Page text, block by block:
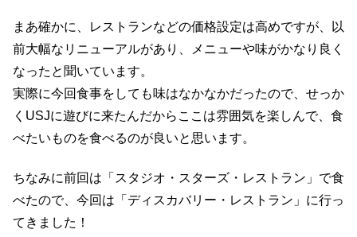
まあ確かに、レストランなどの価格設定は高めですが、以
前大幅なリニューアルがあり、メニューや味がかなり良く
なったと聞いています。
実際に今回食事をしても味はなかなかだったので、せっか
くUSJに遊びに来たんだからここは雰囲気を楽しんで、食
べたいものを食べるのが良いと思います。
ちなみに前回は「スタジオ・スターズ・レストラン」で食
べたので、今回は「ディスカバリー・レストラン」に行っ
てきました！